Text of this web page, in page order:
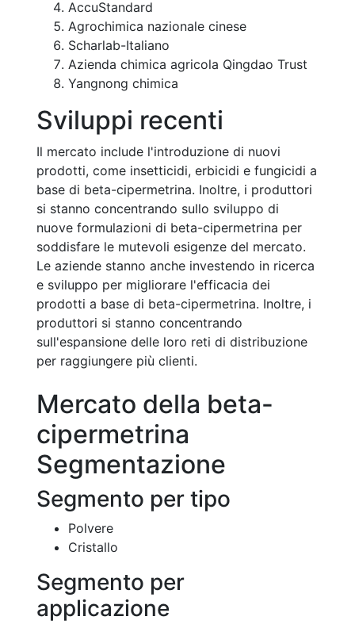
AccuStandard
Agrochimica nazionale cinese
Scharlab-Italiano
Azienda chimica agricola Qingdao Trust
Yangnong chimica
Sviluppi recenti
Il mercato include l'introduzione di nuovi
prodotti, come insetticidi, erbicidi e fungicidi a
base di beta-cipermetrina. Inoltre, i produttori
si stanno concentrando sullo sviluppo di
nuove formulazioni di beta-cipermetrina per
soddisfare le mutevoli esigenze del mercato.
Le aziende stanno anche investendo in ricerca
e sviluppo per migliorare l'efficacia dei
prodotti a base di beta-cipermetrina. Inoltre, i
produttori si stanno concentrando
sull'espansione delle loro reti di distribuzione
per raggiungere più clienti.
Mercato della beta-
cipermetrina
Segmentazione
Segmento per tipo
Polvere
Cristallo
Segmento per
applicazione